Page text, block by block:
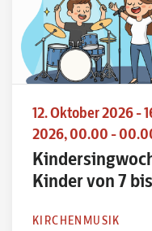
12. Oktober 2026 -
2026, 00.00 -
Kinder von 7
KIRCHENMUSIK